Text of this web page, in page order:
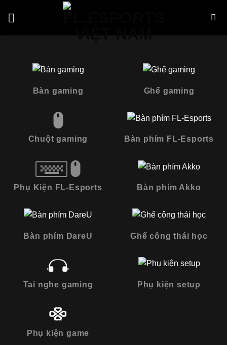
Bàn gaming Ghế gaming
Chuột gaming Bàn phím FL-Esports
Phụ Kiện FL-Esports Bàn phím Akko
Bàn phím DareU Ghế công thái học
Tai nghe gaming Phụ kiện setup
Phụ kiện game